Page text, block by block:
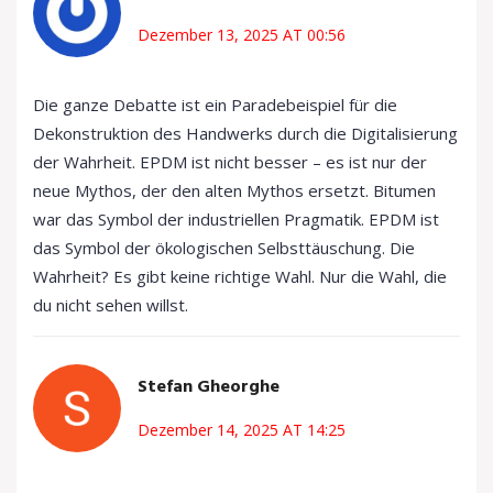
Dezember 13, 2025 AT 00:56
Die ganze Debatte ist ein Paradebeispiel für die
Dekonstruktion des Handwerks durch die Digitalisierung
der Wahrheit. EPDM ist nicht besser – es ist nur der
neue Mythos, der den alten Mythos ersetzt. Bitumen
war das Symbol der industriellen Pragmatik. EPDM ist
das Symbol der ökologischen Selbsttäuschung. Die
Wahrheit? Es gibt keine richtige Wahl. Nur die Wahl, die
du nicht sehen willst.
Stefan Gheorghe
Dezember 14, 2025 AT 14:25